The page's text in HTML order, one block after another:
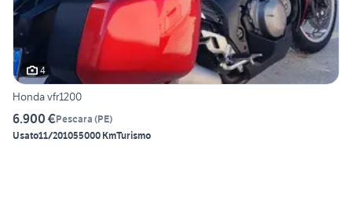
4
Honda vfr1200
6.900 €Pescara (PE)
Usato11/201055000 KmTurismo